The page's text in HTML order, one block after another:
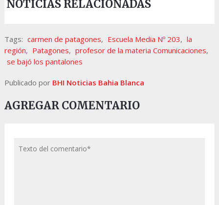
NOTICIAS RELACIONADAS
Tags: carmen de patagones, Escuela Media Nº 203, la
región, Patagones, profesor de la materia Comunicaciones,
se bajó los pantalones
Publicado por BHI Noticias Bahia Blanca
AGREGAR COMENTARIO